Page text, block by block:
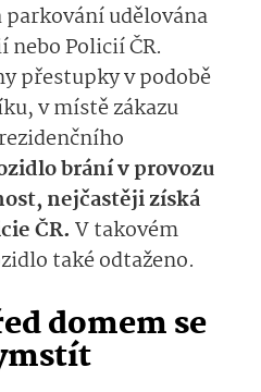
parkování udělována
Policií ČR.
přestupky v podobě
v místě zákazu
brání v provozu
nejčastěji získá
ČR. V takovém
také odtaženo.
domem se